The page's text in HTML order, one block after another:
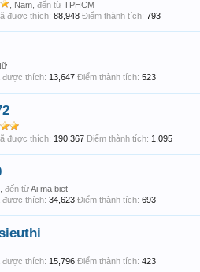
, Nam, đến từ TPHCM
được thích: 88,948 Điểm thành tích: 793
được thích: 13,647 Điểm thành tích: 523
được thích: 190,367 Điểm thành tích: 1,095
đến từAi ma biet
được thích: 34,623 Điểm thành tích: 693
được thích: 15,796 Điểm thành tích: 423